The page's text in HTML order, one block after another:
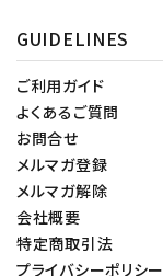
GUIDELINES
ご利用ガイド
よくあるご質問
お問合せ
メルマガ登録
メルマガ解除
会社概要
特定商取引法
プライバシーポリシー